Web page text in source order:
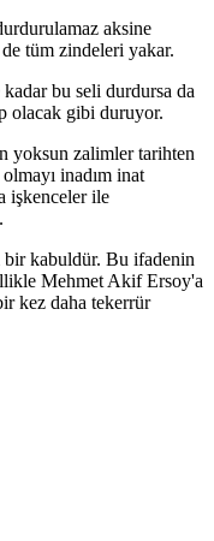
aksine
tüm zindeleri yakar.
bu seli durdursa da
olacak gibi duruyor.
yoksun zalimler tarihten
inadım inat
işkenceler ile
bir kabuldür. Bu ifadenin
Mehmet Akif Ersoy'a
kez daha tekerrür